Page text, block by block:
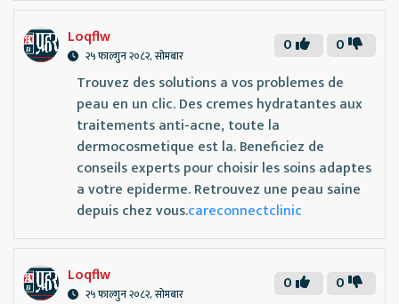
Loqflw
२५ फाल्गुन २०८२, सोमबार 0
0
Trouvez des solutions a vos problemes de
peau en un clic. Des cremes hydratantes aux
traitements anti-acne, toute la
dermocosmetique est la. Beneficiez de
conseils experts pour choisir les soins adaptes
a votre epiderme. Retrouvez une peau saine
depuis chez vous.careconnectclinic
Loqflw
२५ फाल्गुन २०८२, सोमबार 0
0